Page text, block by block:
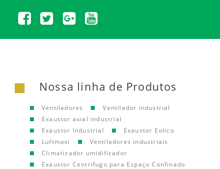
Nossa linha de Produtos
Ventiladores
Ventilador industrial
Exaustor axial industrial
Exaustor Industrial
Exaustor Eolico
Luftmaxi
Ventiladores industriais
Climatizador umidificador
Exaustor Centrifugo para Espaço Confinado